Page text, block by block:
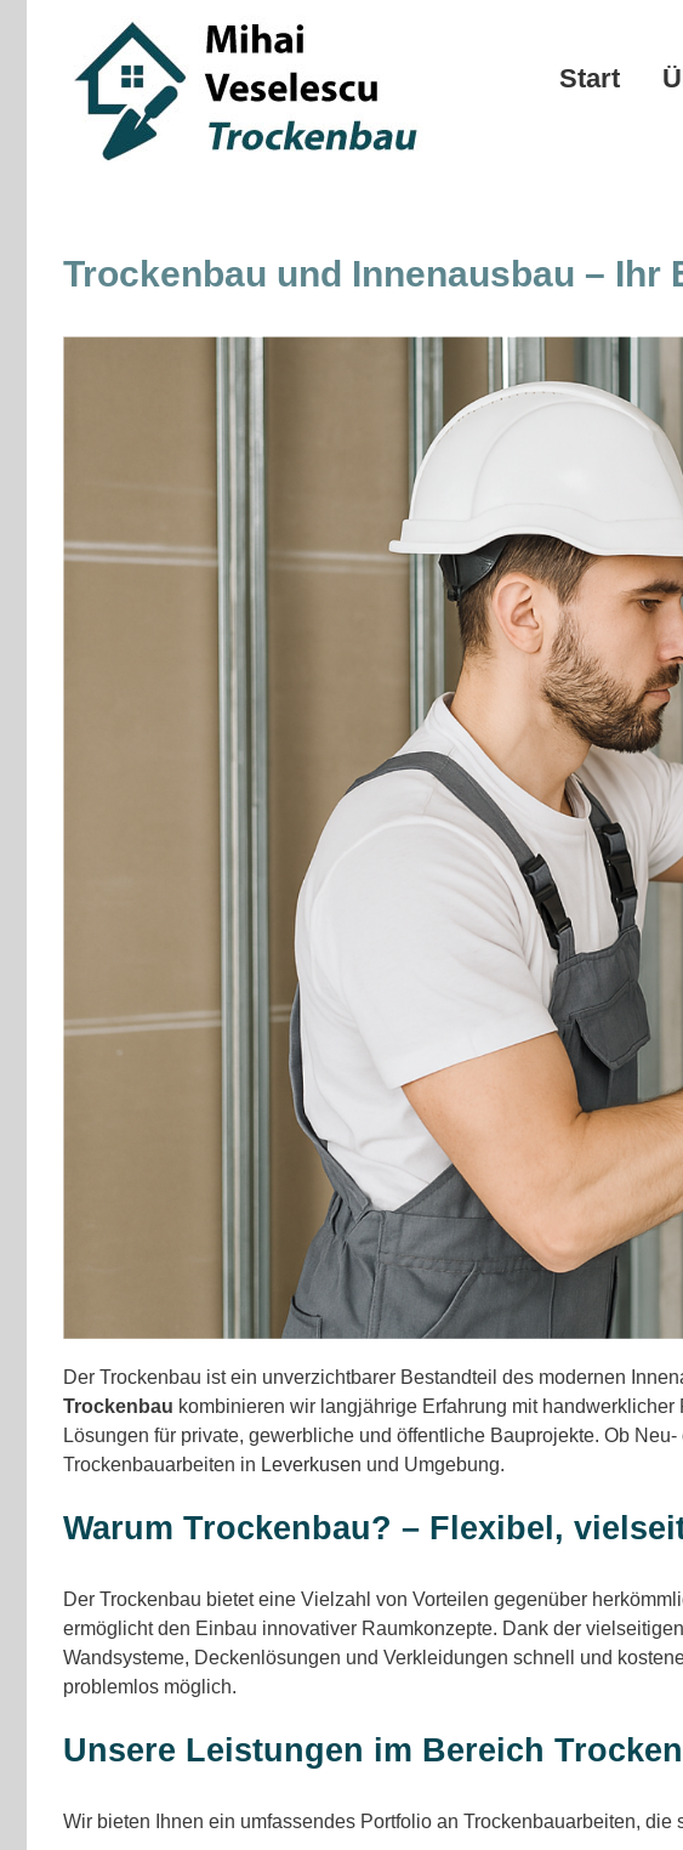
Start
Trockenbau und Innenausbau – Ihr
Der Trockenbau ist ein unverzichtbarer Bestandteil des modernen
Trockenbau kombinieren wir langjährige Erfahrung mit
Lösungen für private, gewerbliche und öffentliche Bauprojekte. Ob
Trockenbauarbeiten in Leverkusen und Umgebung.
Warum Trockenbau? – Flexibel,
Der Trockenbau bietet eine Vielzahl von Vorteilen gegenüber
ermöglicht den Einbau innovativer Raumkonzepte. Dank der
Wandsysteme, Deckenlösungen und Verkleidungen schnell und
problemlos möglich.
Unsere Leistungen im Bereich
Wir bieten Ihnen ein umfassendes Portfolio an Trockenbauarbeiten,